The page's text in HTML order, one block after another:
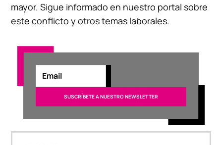
mayor. Sigue informado en nuestro portal sobre
este conflicto y otros temas laborales.